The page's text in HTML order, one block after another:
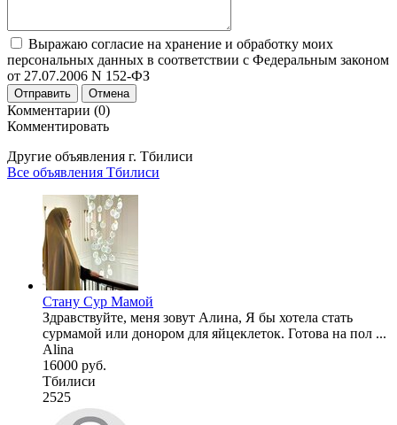
Выражаю согласие на хранение и обработку моих
персональных данных в соответствии с Федеральным законом
от 27.07.2006 N 152-ФЗ
Отправить Отмена
Комментарии (0)
Комментировать
Другие объявления г. Тбилиси
Все объявления Тбилиси
Стану Сур Мамой
Здравствуйте, меня зовут Алина, Я бы хотела стать
сурмамой или донором для яйцеклеток. Готова на пол ...
Alina
16000 руб.
Тбилиси
2525